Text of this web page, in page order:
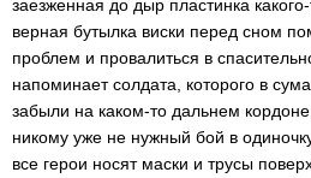
заезженная до дыр пластинка
верная бутылка виски перед сном
проблем и провалиться в
напоминает солдата, которого в
забыли на каком-то дальнем
никому уже не нужный бой в
все герои носят маски и трусы